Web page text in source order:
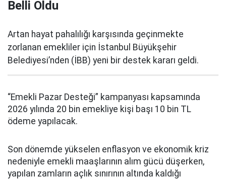
Belli Oldu
Artan hayat pahalılığı karşısında geçinmekte
zorlanan emekliler için İstanbul Büyükşehir
Belediyesi’nden (İBB) yeni bir destek kararı geldi.
“Emekli Pazar Desteği” kampanyası kapsamında
2026 yılında 20 bin emekliye kişi başı 10 bin TL
ödeme yapılacak.
Son dönemde yükselen enflasyon ve ekonomik kriz
nedeniyle emekli maaşlarının alım gücü düşerken,
yapılan zamların açlık sınırının altında kaldığı